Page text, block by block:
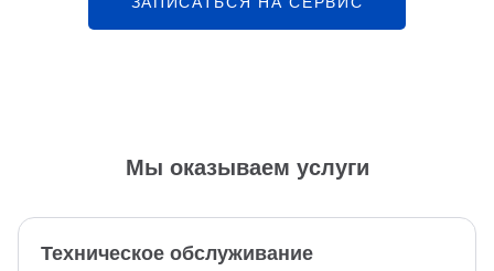
Мы оказываем услуги
Техническое обслуживание